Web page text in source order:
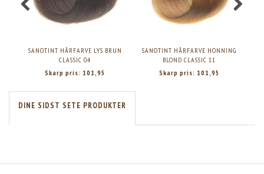
SANOTINT HÅRFARVE LYS BRUN
CLASSIC 04
Skarp pris: 101,95
SANOTINT HÅRFARVE HONNING
BLOND CLASSIC 11
Skarp pris: 101,95
DINE SIDST SETE PRODUKTER